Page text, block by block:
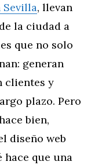
Sevilla, llevan
la ciudad a
que no solo
generan
clientes y
plazo. Pero
bien,
diseño web
hace que una